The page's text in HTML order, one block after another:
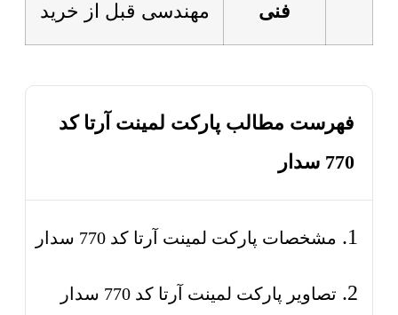
فنی
مهندسی قبل از خرید
فهرست مطالب پارکت لمینت آرتا کد
770 سدار
مشخصات پارکت لمینت آرتا کد 770 سدار
تصاویر پارکت لمینت آرتا کد 770 سدار